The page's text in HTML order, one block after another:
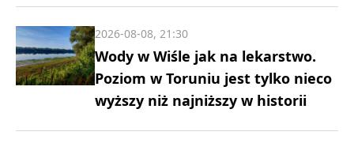
Wody w Wiśle jak na lekarstwo.
Poziom w Toruniu jest tylko nieco
wyższy niż najniższy w historii
2026-08-08, 21:30